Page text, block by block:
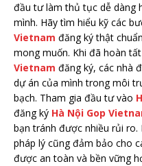
đầu tư làm thủ tục dễ dàng
mình. Hãy tìm hiểu kỹ các
Vietnam đăng ký thật
mong muốn. Khi đã hoàn
Vietnam đăng ký, các nhà
dự án của mình trong môi
bạch. Tham gia đầu tư vào
đăng ký Hà Nội Gop
bạn tránh được nhiều rủi
pháp lý cũng đảm bảo cho
được an toàn và bền vững